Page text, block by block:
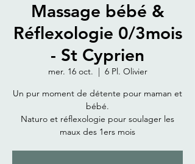
Massage bébé &
Réflexologie 0/3mois
- St Cyprien
mer. 16 oct.
  |
6 Pl. Olivier
Un pur moment de détente pour maman et
bébé.
Naturo et réflexologie pour soulager les
maux des 1ers mois